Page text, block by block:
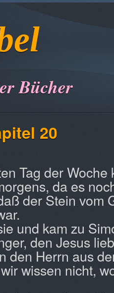
Bücher
20
Tag der Woche
da es
der Stein vom
und kam zu
den Jesus
den Herrn aus
wissen nicht,